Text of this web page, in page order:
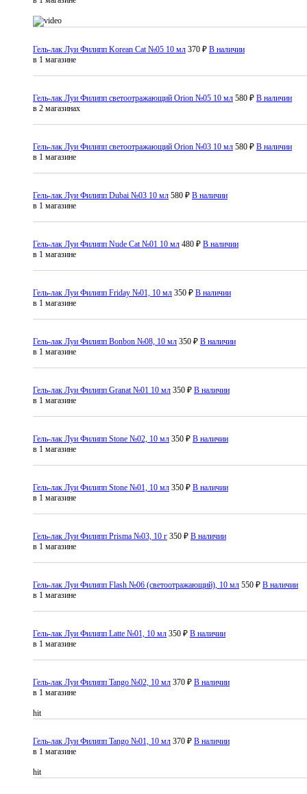
Гель-лак Луи Филипп Korean Сat №05 10 мл 370 ₽ В наличии
в 1 магазине
Гель-лак Луи Филипп светоотражающий Orion №05 10 мл 580 ₽ В наличии
в 2 магазинах
Гель-лак Луи Филипп светоотражающий Orion №03 10 мл 580 ₽ В наличии
в 1 магазине
Гель-лак Луи Филипп Dubai №03 10 мл 580 ₽ В наличии
в 1 магазине
Гель-лак Луи Филипп Nude Cat №01 10 мл 480 ₽ В наличии
в 1 магазине
Гель-лак Луи Филипп Friday №01, 10 мл 350 ₽ В наличии
в 1 магазине
Гель-лак Луи Филипп Bonbon №08, 10 мл 350 ₽ В наличии
в 1 магазине
Гель-лак Луи Филипп Granat №01 10 мл 350 ₽ В наличии
в 1 магазине
Гель-лак Луи Филипп Stone №02, 10 мл 350 ₽ В наличии
в 1 магазине
Гель-лак Луи Филипп Stone №01, 10 мл 350 ₽ В наличии
в 1 магазине
Гель-лак Луи Филипп Prisma №03, 10 г 350 ₽ В наличии
в 1 магазине
Гель-лак Луи Филипп Flash №06 (светоотражающий), 10 мл 550 ₽ В наличии
в 1 магазине
Гель-лак Луи Филипп Latte №01, 10 мл 350 ₽ В наличии
в 1 магазине
Гель-лак Луи Филипп Tango №02, 10 мл 370 ₽ В наличии
в 1 магазине
hit
Гель-лак Луи Филипп Tango №01, 10 мл 370 ₽ В наличии
в 1 магазине
hit